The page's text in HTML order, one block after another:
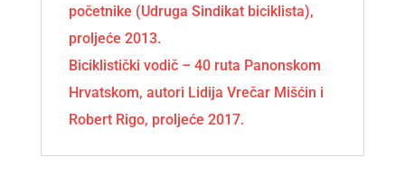
početnike (Udruga Sindikat biciklista),
proljeće 2013.
Biciklistički vodič – 40 ruta Panonskom
Hrvatskom, autori Lidija Vrečar Mišćin i
Robert Rigo, proljeće 2017.